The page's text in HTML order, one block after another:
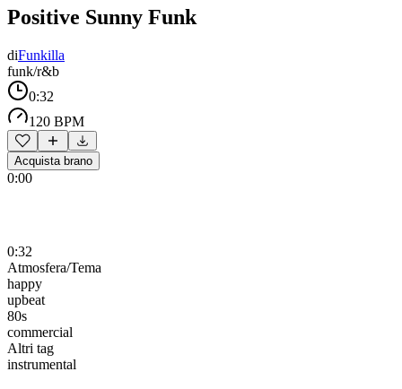
Positive Sunny Funk
diFunkilla
funk/r&b
0:32
120 BPM
Acquista brano
0:00
0:32
Atmosfera/Tema
happy
upbeat
80s
commercial
Altri tag
instrumental